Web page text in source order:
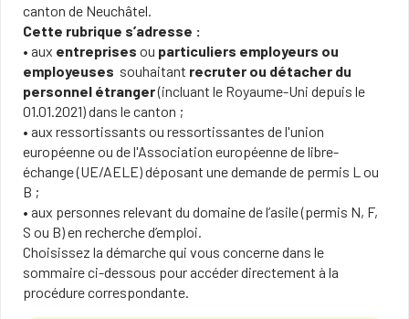
canton de Neuchâtel.
Cette rubrique s’adresse :
• aux entreprises ou particuliers employeurs ou
employeuses souhaitant recruter ou détacher du
personnel étranger(incluant le Royaume-Uni depuis le
01.01.2021) dans le canton ;
• aux ressortissants ou ressortissantes de l'union
européenne ou de l'Association européenne de libre-
échange (UE/AELE) déposant une demande de permis L ou
B ;
• aux personnes relevant du domaine de l’asile (permis N, F,
S ou B) en recherche d’emploi.
Choisissez la démarche qui vous concerne dans le
sommaire ci-dessous pour accéder directement à la
procédure correspondante.